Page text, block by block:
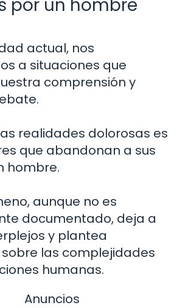
por un hombre
actual, nos
a situaciones que
comprensión y
realidades dolorosas es
que abandonan a sus
hombre.
aunque no es
documentado, deja a
y plantea
las complejidades
humanas.
Anuncios